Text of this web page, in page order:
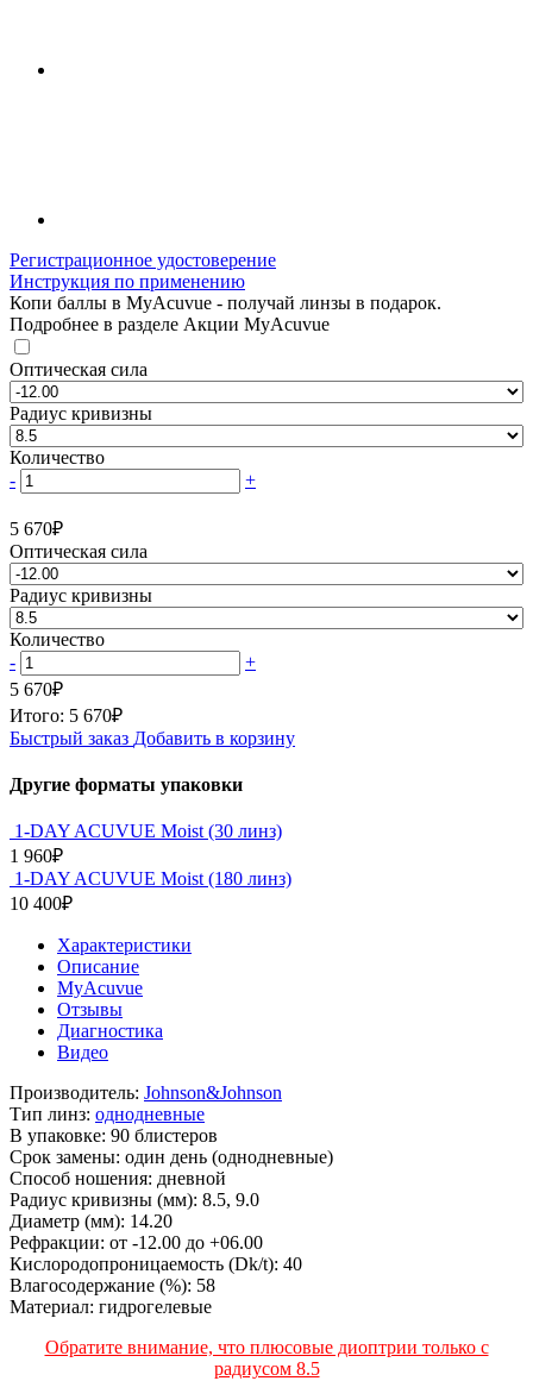
Регистрационное удостоверение
Инструкция по применению
Копи баллы в MyAcuvue - получай линзы в подарок.
Подробнее в разделе Акции MyAcuvue
Оптическая сила
Радиус кривизны
Количество
-
+
5 670₽
Оптическая сила
Радиус кривизны
Количество
-
+
5 670₽
Итого: 5 670₽
Быстрый заказ Добавить в корзину
Другие форматы упаковки
1-DAY ACUVUE Moist (30 линз)
1 960₽
1-DAY ACUVUE Moist (180 линз)
10 400₽
Характеристики
Описание
MyAcuvue
Отзывы
Диагностика
Видео
Производитель: Johnson&Johnson
Тип линз: однодневные
В упаковке: 90 блистеров
Срок замены: один день (однодневные)
Способ ношения: дневной
Радиус кривизны (мм): 8.5, 9.0
Диаметр (мм): 14.20
Рефракции: от -12.00 до +06.00
Кислородопроницаемость (Dk/t): 40
Влагосодержание (%): 58
Материал: гидрогелевые
Обратите внимание, что плюсовые диоптрии только с
радиусом 8.5